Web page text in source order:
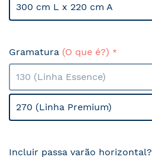
300 cm L x 220 cm A
Gramatura (O que é?)
130 (Linha Essence)
270 (Linha Premium)
Incluir passa varão horizontal?